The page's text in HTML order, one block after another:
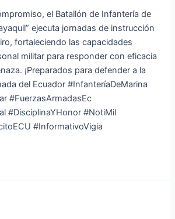
el Batallón de Infantería de
ejecuta jornadas de instrucción
fortaleciendo las capacidades
militar para responder con eficacia
¡Preparados para defender a la
del Ecuador #InfanteríaDeMarina
#FuerzasArmadasEc
#DisciplinaYHonor #NotiMil
#InformativoVigia